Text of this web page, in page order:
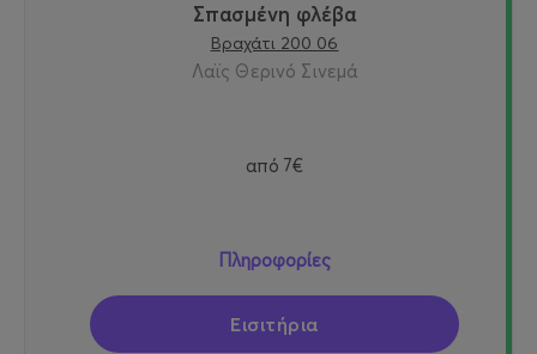
Σπασμένη φλέβα
Βραχάτι 200 06
Λαϊς Θερινό Σινεμά
από 7€
Πληροφορίες
Εισιτήρια